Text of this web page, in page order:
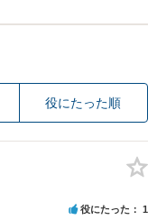
役にたった順
役にたった 1